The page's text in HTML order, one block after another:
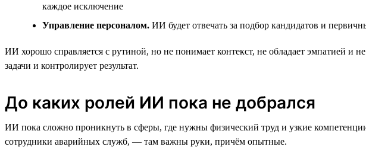
каждое исключение
Управление персоналом. ИИ будет отвечать за подбор кандидатов и
ИИ хорошо справляется с рутиной, но не понимает контекст, не обладает эмпатией и
задачи и контролирует результат.
До каких ролей ИИ пока не добрался
ИИ пока сложно проникнуть в сферы, где нужны физический труд и узкие
сотрудники аварийных служб, — там важны руки, причём опытные.